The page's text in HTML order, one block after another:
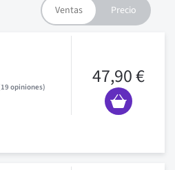
19 opiniones 47,90 €